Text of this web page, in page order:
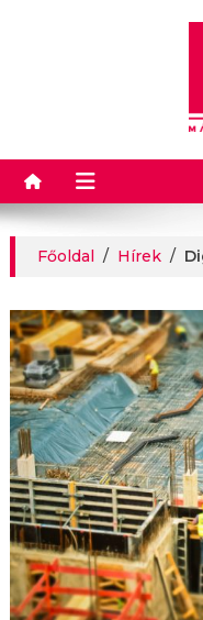
Főoldal / Hírek /